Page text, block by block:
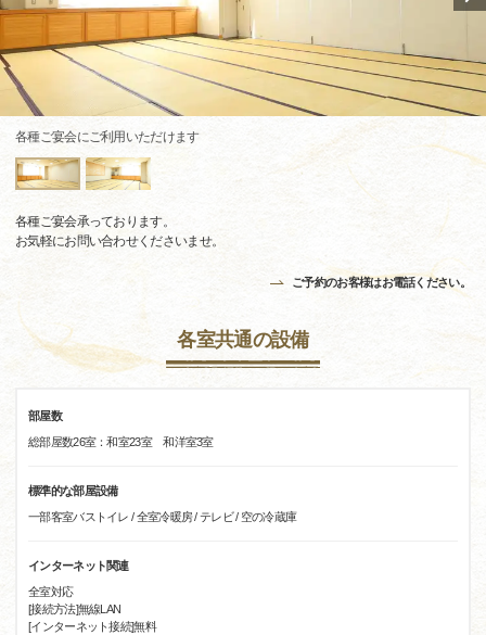
各種ご宴会にご利用いただけます
各種ご宴会承っております。
お気軽にお問い合わせくださいませ。
ご予約のお客様はお電話ください。
各室共通の設備
部屋数
総部屋数26室：和室23室 和洋室3室
標準的な部屋設備
一部客室バストイレ / 全室冷暖房 / テレビ / 空の冷蔵庫
インターネット関連
全室対応
[接続方法]無線LAN
[インターネット接続]無料